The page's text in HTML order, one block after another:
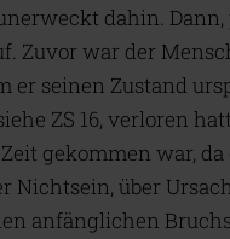
dahin.
Zuvor war der
er seinen Zustand
ZS 16, verloren
gekommen war,
Nichtsein, über
anfänglichen